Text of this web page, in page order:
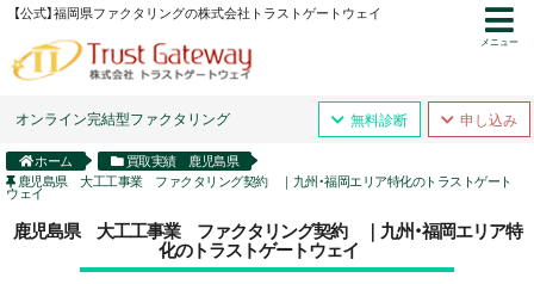
【公式】福岡県ファクタリングの株式会社トラストゲートウェイ
オンライン完結型ファクタリング 無料診断 申し込み
メニュー
ホーム
買取実績 鹿児島県
鹿児島県 大工工事業 ファクタリング契約 ｜九州・福岡エリア特化のトラストゲート
ウェイ
鹿児島県 大工工事業 ファクタリング契約 ｜九州・福岡エリア特
化のトラストゲートウェイ